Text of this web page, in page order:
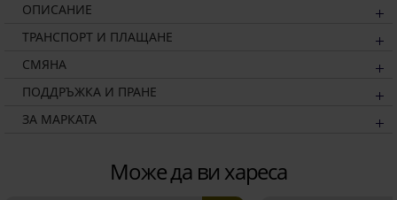
ОПИСАНИЕ
ТРАНСПОРТ И ПЛАЩАНЕ
СМЯНА
ПОДДРЪЖКА И ПРАНЕ
ЗА МАРКАТА
Може да ви хареса